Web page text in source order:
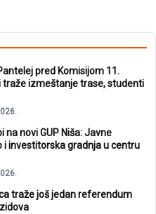
pred Komisijom 11.
traže izmeštanje trase, studenti
na novi GUP Niša: Javne
i investitorska gradnja u centru
traže još jedan referendum